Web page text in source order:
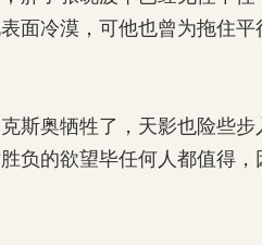
面冷漠，可他也曾为拖住
奥牺牲了，天影也险些步
负的欲望毕任何人都值得